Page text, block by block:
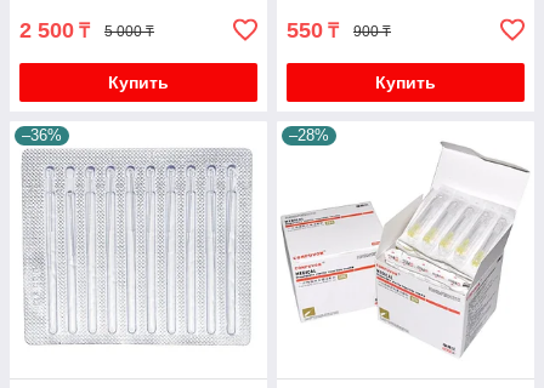
2 500 ₸ 5 000 ₸
Купить
550 ₸ 900 ₸
Купить
–36% –28%